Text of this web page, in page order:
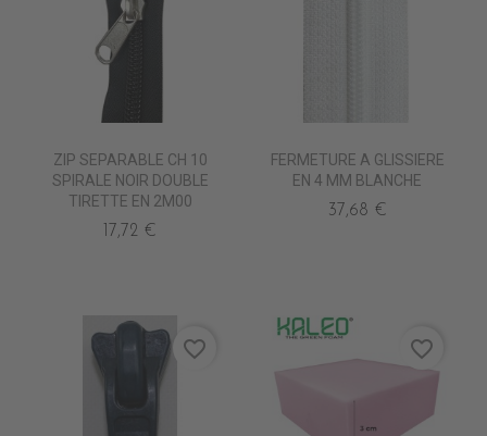
ZIP SEPARABLE CH 10
SPIRALE NOIR DOUBLE
TIRETTE EN 2M00
17,72 €
FERMETURE A GLISSIERE
EN 4 MM BLANCHE
37,68 €
favorite_border favorite_border